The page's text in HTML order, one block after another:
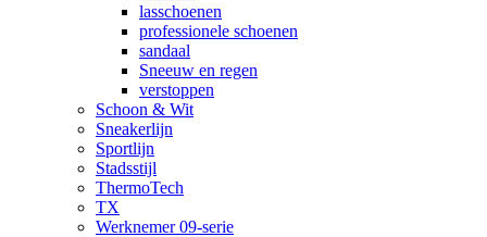
lasschoenen
professionele schoenen
sandaal
Sneeuw en regen
verstoppen
Schoon & Wit
Sneakerlijn
Sportlijn
Stadsstijl
ThermoTech
TX
Werknemer 09-serie